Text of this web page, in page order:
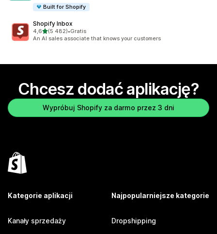
Built for Shopify
Shopify Inbox
4,6na 5 gwiazdek
(5 482)
Łączna liczba recenzji: 5482
•Gratis
An AI sales associate that knows your customers
Chcesz dodać aplikację?
Wypróbuj Shopify za darmo przez 3 dni
Kategorie aplikacji
Kanały sprzedaży
Najpopularniejsze kategorie
Dropshipping